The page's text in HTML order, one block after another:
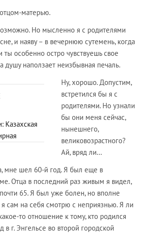
матерью.
Но мысленно я с родителями
и наяву – в вечернюю сутемень, когда
ты особенно остро чувствуешь свое
душу наползает неизбывная печаль.
Казахская
Ну, хорошо. Допустим,
встретился бы я с
родителями. Но узнали
бы они меня сейчас,
нынешнего,
великовозрастного?
Ай, вряд ли…
мне шел 60-й год. Я был еще в
Отца в последний раз живым я видел,
65. Я был уже болен, но вполне
сам на себя смотрю с неприязнью. Я ли
то отношение к тому, кто родился
в г. Энгельсе во второй городской